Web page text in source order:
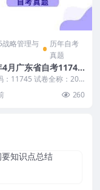
战略管理与
历年自考
真题
月广东省自考11745
与伦理真题和答案
：11745 试卷全称：202
260
要知识点总结